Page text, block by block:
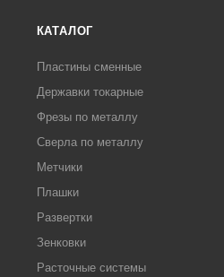
КАТАЛОГ
Пластины сменные
Державки токарные
Фрезы по металлу
Сверла по металлу
Метчики
Плашки
Развертки
Зенковки
Расточные системы